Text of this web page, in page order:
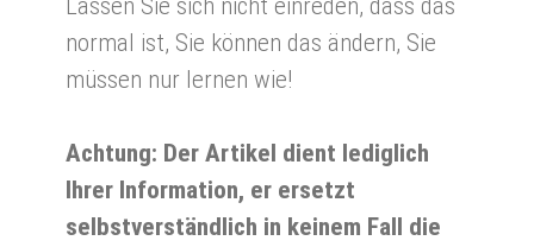
normal ist, Sie können das ändern, Sie
müssen nur lernen wie!
Achtung: Der Artikel dient lediglich
Ihrer Information, er ersetzt
selbstverständlich in keinem Fall die